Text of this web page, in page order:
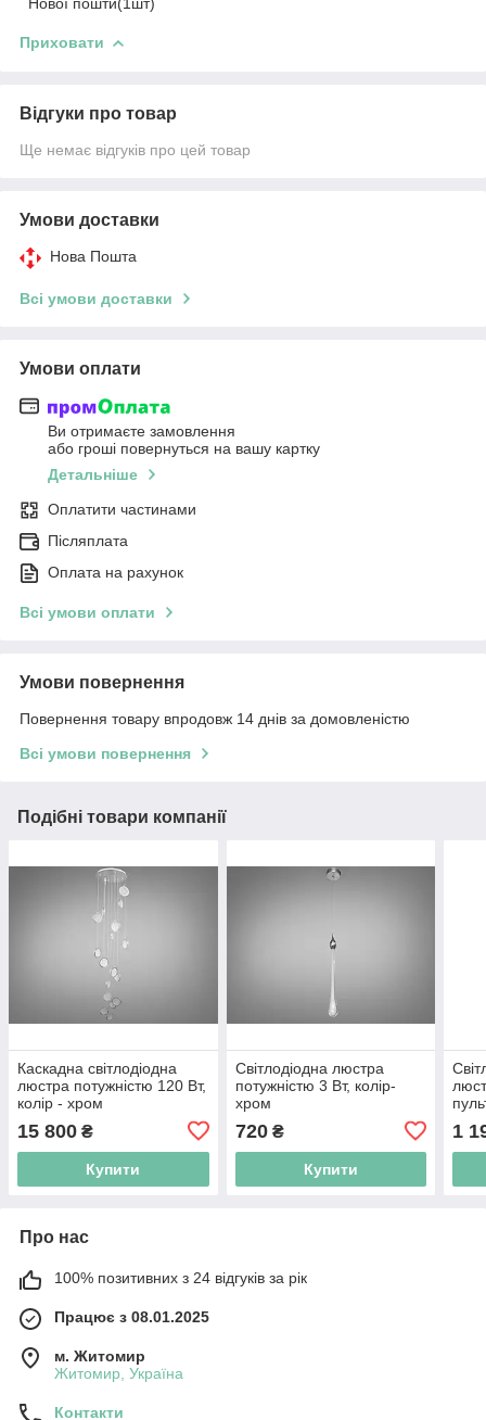
Приховати
Відгуки про товар
Ще немає відгуків про цей товар
Умови доставки
Нова Пошта
Всі умови доставки
Умови оплати
Ви отримаєте замовлення
або гроші повернуться на вашу картку
Детальніше
Оплатити частинами
Післяплата
Оплата на рахунок
Всі умови оплати
Умови повернення
Повернення товару впродовж 14 днів за домовленістю
Всі умови повернення
Подібні товари компанії
Каскадна світлодіодна
люстра потужністю 120 Вт,
колір - хром
15 800 ₴
Купити
Світлодіодна люстра
потужністю 3 Вт, колір-
хром
720₴
Купити
1
Про нас
100% позитивних з 24 відгуків за рік
Працює з 08.01.2025
м. Житомир
Житомир, Україна
Контакти